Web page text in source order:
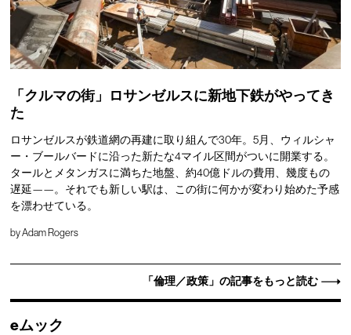
「クルマの街」ロサンゼルスに新地下鉄がやってき
た
ロサンゼルスが鉄道網の再建に取り組んで30年。5月、ウィルシャ
ー・ブールバードに沿った新たな4マイル区間がついに開業する。
タールとメタンガスに満ちた地盤、約40億ドルの費用、幾度もの
遅延——。それでも新しい駅は、この街に何かが変わり始めた予感
を漂わせている。
byAdam Rogers
「倫理／政策」の記事をもっと読む
eムック